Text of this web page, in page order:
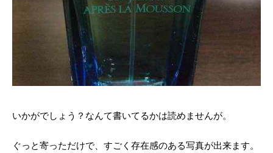
いかがでしょう？なんて書いてるかは読めませんが。
ぐっと寄っただけで、すごく存在感のある写真が出来ます。